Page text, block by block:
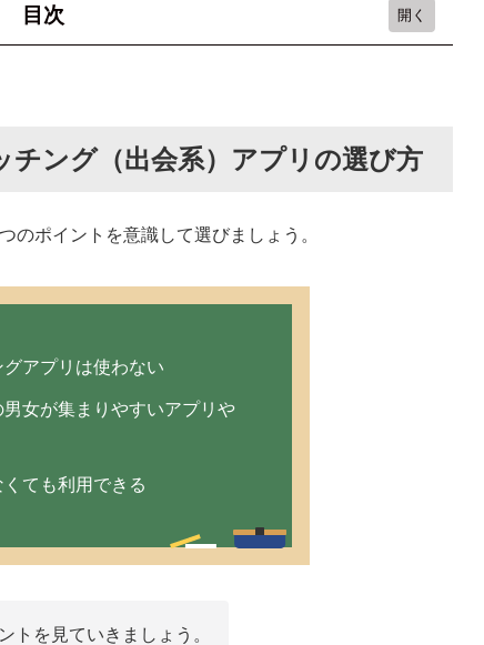
目次
サイトを選ぶ
選
め）
チング（出会系）アプリの選び方
のポイントを意識して選びましょう。
アプリは使わない
女が集まりやすいアプリや
ても利用できる
トを見ていきましょう。